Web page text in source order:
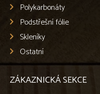
Polykarbonáty
Podstřešní fólie
Skleníky
Ostatní
ZÁKAZNICKÁ SEKCE